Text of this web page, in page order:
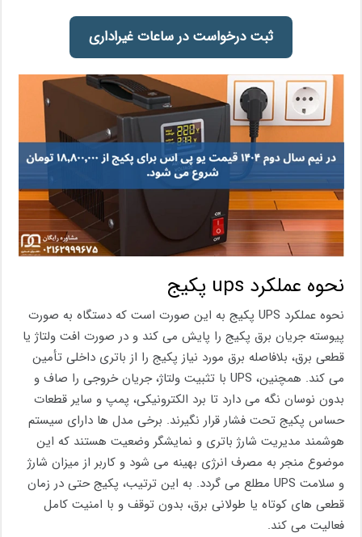
ثبت درخواست در ساعات غیراداری
نحوه عملکرد ups پکیج
نحوه عملکرد UPS پکیج به این صورت است که دستگاه به‌ صورت
پیوسته جریان برق پکیج را پایش می ‌کند و در صورت افت ولتاژ یا
قطعی برق، بلافاصله برق مورد نیاز پکیج را از باتری داخلی تأمین
می ‌کند. همچنین، UPS با تثبیت ولتاژ، جریان خروجی را صاف و
بدون نوسان نگه می ‌دارد تا برد الکترونیکی، پمپ و سایر قطعات
حساس پکیج تحت فشار قرار نگیرند. برخی مدل‌ ها دارای سیستم
هوشمند مدیریت شارژ باتری و نمایشگر وضعیت هستند که این
موضوع منجر به مصرف انرژی بهینه می شود و کاربر از میزان شارژ
و سلامت UPS مطلع می گردد. به این ترتیب، پکیج حتی در زمان
قطعی ‌های کوتاه یا طولانی برق، بدون توقف و با امنیت کامل
فعالیت می ‌کند.